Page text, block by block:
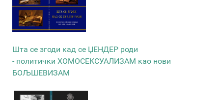
Шта се згоди кад се ЏЕНДЕР роди
- политички ХОМОСЕКСУАЛИЗАМ као нови
БОЉШЕВИЗАМ